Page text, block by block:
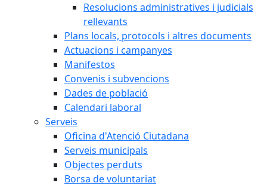
Resolucions administratives i judicials
rellevants
Plans locals, protocols i altres documents
Actuacions i campanyes
Manifestos
Convenis i subvencions
Dades de població
Calendari laboral
Serveis
Oficina d'Atenció Ciutadana
Serveis municipals
Objectes perduts
Borsa de voluntariat